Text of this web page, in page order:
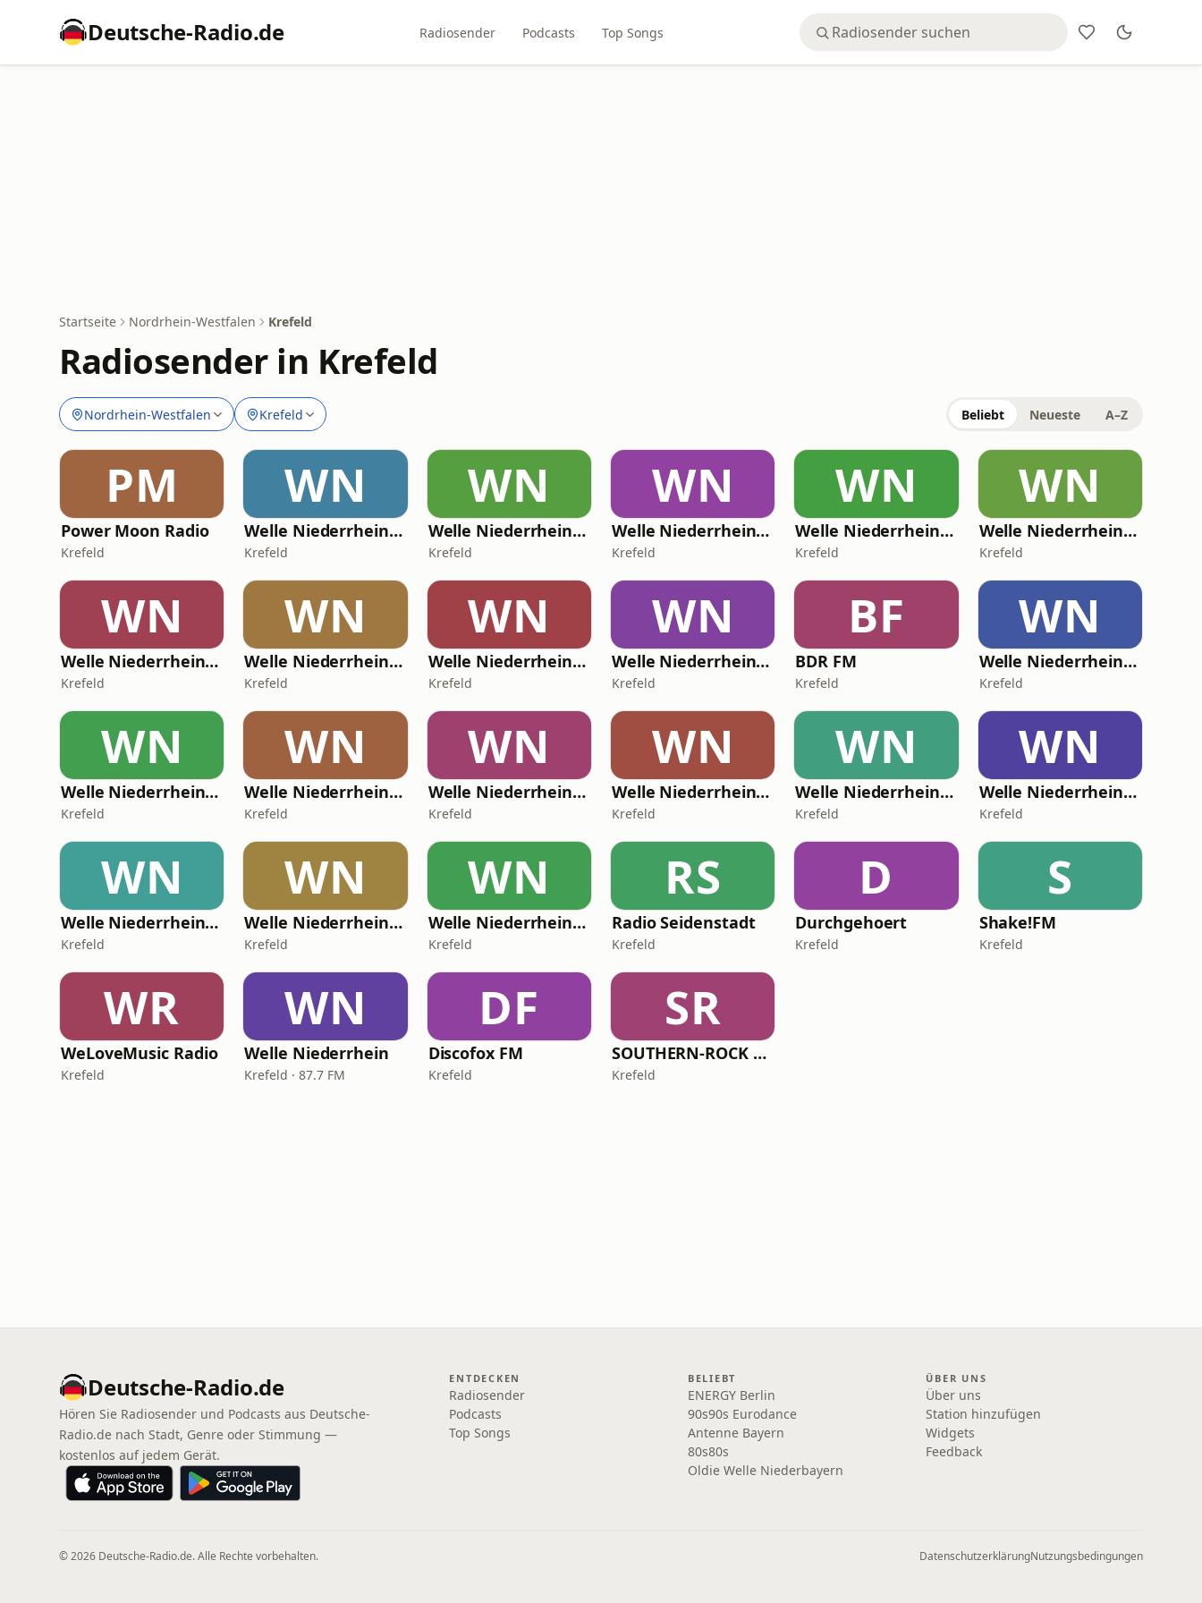
Deutsche-Radio.de Radiosender Podcasts Top Songs
Startseite Nordrhein-Westfalen Krefeld
Radiosender in Krefeld
Nordrhein-Westfalen Krefeld Beliebt Neueste A–Z
PM
Power Moon Radio
Krefeld
WN
Welle Niederrhein - Dein Sommer Radio
Krefeld
WN
Welle Niederrhein - Dein Dance Radio
Krefeld
WN
Welle Niederrhein - Dein Singer/Songwriter Radio
Krefeld
WN
Welle Niederrhein - Dein New Country Radio
Krefeld
WN
Welle Niederrhein - Dein HipHop Radio
Krefeld
WN
Welle Niederrhein - Dein Rock Classic Radio
Krefeld
WN
Welle Niederrhein - Dein Oldie Radio
Krefeld
WN
Welle Niederrhein - Dein Karnevals Radio
Krefeld
WN
Welle Niederrhein - Dein 2000er Radio
Krefeld
BF
BDR FM
Krefeld
WN
Welle Niederrhein - Dein Urban Radio
Krefeld
WN
Welle Niederrhein - Dein Top40 Radio
Krefeld
WN
Welle Niederrhein - Dein Schlager Radio
Krefeld
WN
Welle Niederrhein - Dein Rock Radio
Krefeld
WN
Welle Niederrhein - Dein Love Radio
Krefeld
WN
Welle Niederrhein - Dein Lounge Radio
Krefeld
WN
Welle Niederrhein - Dein Weihnachts Radio
Krefeld
WN
Welle Niederrhein - Dein DeutschPop Radio
Krefeld
WN
Welle Niederrhein - Dein 90er Radio
Krefeld
WN
Welle Niederrhein - Dein 80er Radio
Krefeld
RS
Radio Seidenstadt
Krefeld
D
Durchgehoert
Krefeld
S
Shake!FM
Krefeld
WR
WeLoveMusic Radio
Krefeld
WN
Welle Niederrhein
Krefeld · 87.7 FM
DF
Discofox FM
Krefeld
SR
SOUTHERN-ROCK RADIO
Krefeld
Deutsche-Radio.de
Hören Sie Radiosender und Podcasts aus Deutsche-
Radio.de nach Stadt, Genre oder Stimmung —
kostenlos auf jedem Gerät.
ENTDECKEN
Radiosender
Podcasts
Top Songs
BELIEBT
ENERGY Berlin
90s90s Eurodance
Antenne Bayern
80s80s
Oldie Welle Niederbayern
ÜBER UNS
Über uns
Station hinzufügen
Widgets
Feedback
© 2026 Deutsche-Radio.de. Alle Rechte vorbehalten. DatenschutzerklärungNutzungsbedingungen